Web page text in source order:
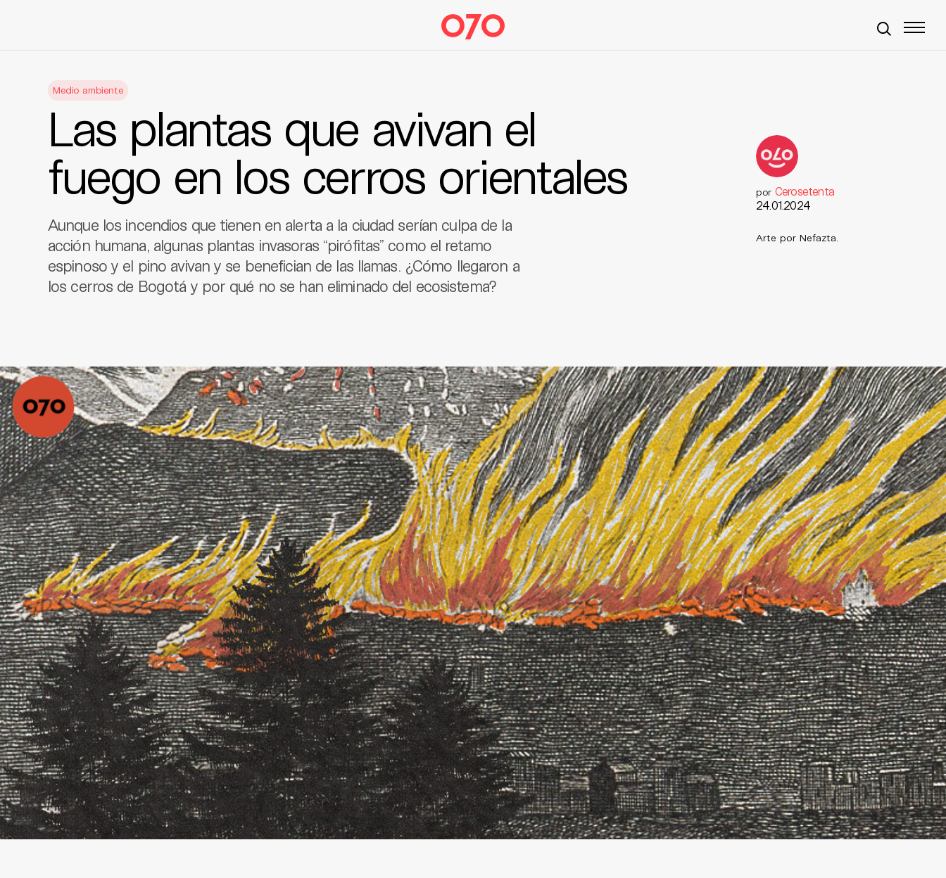
Medio ambiente
Las plantas que avivan el
fuego en los cerros orientales
Aunque los incendios que tienen en alerta a la ciudad serían culpa de la
acción humana, algunas plantas invasoras “pirófitas” como el retamo
espinoso y el pino avivan y se benefician de las llamas. ¿Cómo llegaron a
los cerros de Bogotá y por qué no se han eliminado del ecosistema?
por Cerosetenta
24.01.2024
Arte por Nefazta.